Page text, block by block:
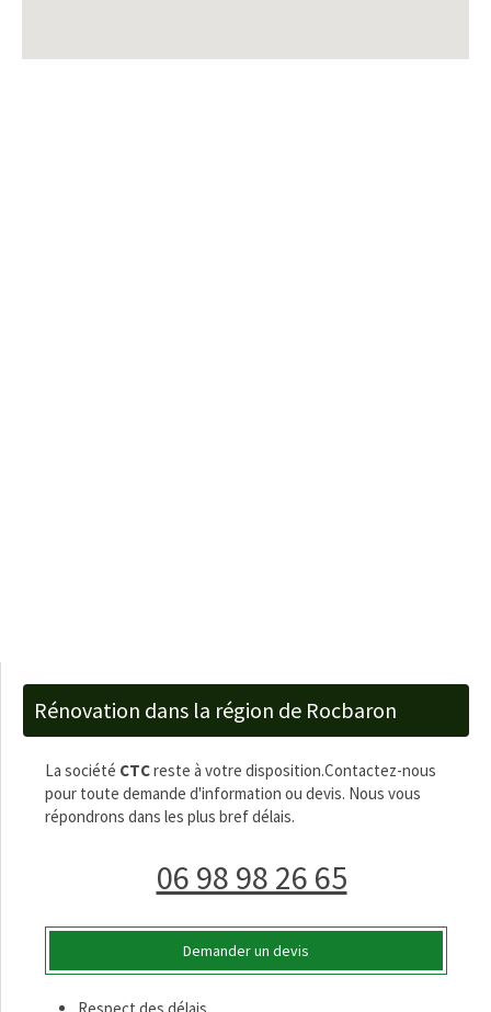
Rénovation dans la région de Rocbaron
La société CTCreste à votre disposition.Contactez-nous
pour toute demande d'information ou devis. Nous vous
répondrons dans les plus bref délais.
06 98 98 26 65
Demander un devis